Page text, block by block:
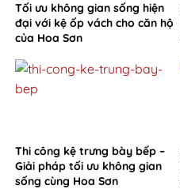
Tối ưu không gian sống hiện
đại với kệ ốp vách cho căn hộ
của Hoa Sơn
Thi công kệ trưng bày bếp –
Giải pháp tối ưu không gian
sống cùng Hoa Sơn